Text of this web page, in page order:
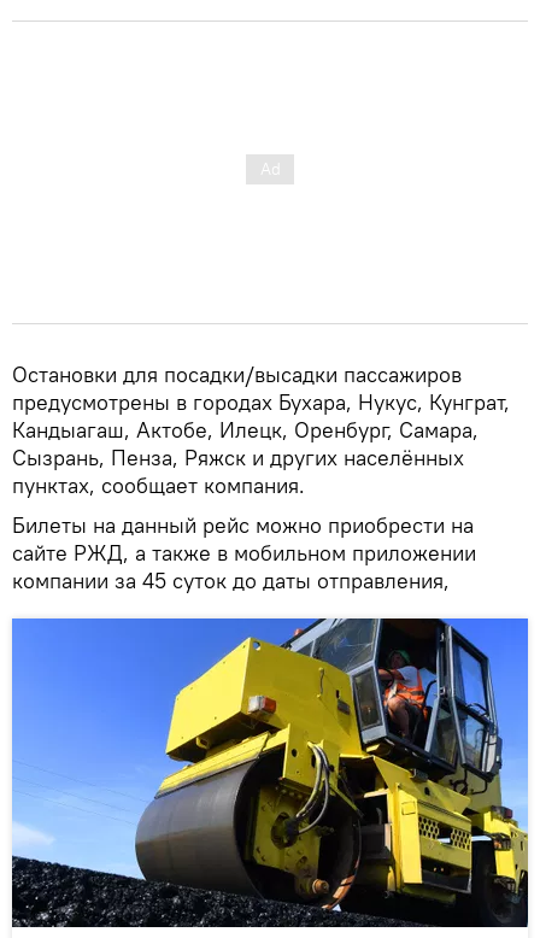
Остановки для посадки/высадки пассажиров
предусмотрены в городах Бухара, Нукус, Кунграт,
Кандыагаш, Актобе, Илецк, Оренбург, Самара,
Сызрань, Пенза, Ряжск и других населённых
пунктах, сообщает компания.
Билеты на данный рейс можно приобрести на
сайте РЖД, а также в мобильном приложении
компании за 45 суток до даты отправления,